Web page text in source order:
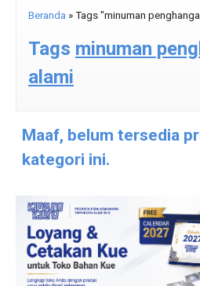
Beranda »Tags "minuman
Tags minuman
alami
Maaf, belum tersedia
kategori ini.